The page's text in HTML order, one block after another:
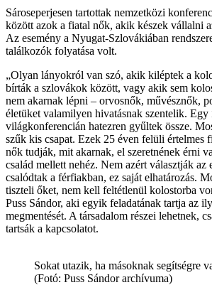
Sároseperjesen tartottak nemzetközi
között azok a fiatal nők, akik készek vállalni
Az esemény a Nyugat-Szlovákiában
találkozók folyatása volt.
„Olyan lányokról van szó, akik kiléptek a
bírták a szlovákok között, vagy akik sem
nem akarnak lépni – orvosnők, művésznők,
életüket valamilyen hivatásnak szentelik. Egy
világkonferencián hatezren gyűltek össze.
szűk kis csapat. Ezek 25 éven felüli értelmes
nők tudják, mit akarnak, el szeretnének érni
család mellett nehéz. Nem azért választják az
csalódtak a férfiakban, ez saját elhatározás.
tiszteli őket, nem kell feltétlenül kolostorba
Puss Sándor, aki egyik feladatának tartja az
megmentését. A társadalom részei lehetnek,
tartsák a kapcsolatot.
Sokat utazik, ha másoknak segítségre
(Fotó: Puss Sándor archívuma)